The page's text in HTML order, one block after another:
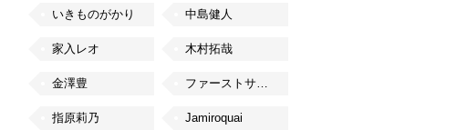
いきものがかり 中島健人
家入レオ 木村拓哉
金澤豊 ファーストサマーウイカ
指原莉乃 Jamiroquai